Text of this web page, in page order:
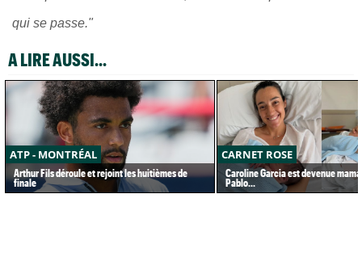
qui se passe."
A LIRE AUSSI...
ATP - MONTRÉAL
Arthur Fils déroule et rejoint les huitièmes de
finale
CARNET ROSE
Caroline Garcia est devenue
Pablo...